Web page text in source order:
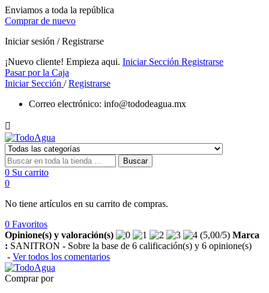
Enviamos a toda la república
Comprar de nuevo
Iniciar sesión / Registrarse
¡Nuevo cliente! Empieza aqui. Iniciar Sección Registrarse
Pasar por la Caja
Iniciar Sección /Registrarse
Correo electrónico: info@tododeagua.mx

Buscar
0 Su carrito
0
No tiene artículos en su carrito de compras.
0 Favoritos
Opinione(s) y valoración(s)
(5,00/5) Marca
: SANITRON - Sobre la base de 6 calificación(s) y 6 opinione(s)
- Ver todos los comentarios
Comprar por